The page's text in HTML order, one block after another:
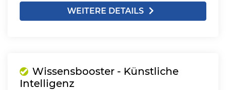
WEITERE DETAILS
Wissensbooster - Künstliche
Intelligenz